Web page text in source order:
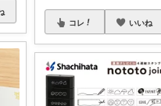
コレ いいね